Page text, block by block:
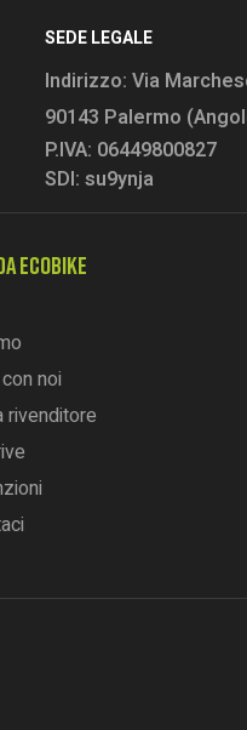
SEDE LEGALE
Indirizzo: Via
90143 Palermo
P.IVA: 06449800827
SDI: su9ynja
ECOBIKE
noi
rivenditore